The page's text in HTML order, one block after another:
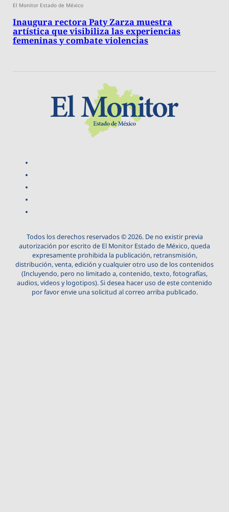
El Monitor Estado de México
Inaugura rectora Paty Zarza muestra
artística que visibiliza las experiencias
femeninas y combate violencias
Todos los derechos reservados © 2026. De no existir previa
autorización por escrito de El Monitor Estado de México, queda
expresamente prohibida la publicación, retransmisión,
distribución, venta, edición y cualquier otro uso de los contenidos
(Incluyendo, pero no limitado a, contenido, texto, fotografías,
audios, videos y logotipos). Si desea hacer uso de este contenido
por favor envie una solicitud al correo arriba publicado.